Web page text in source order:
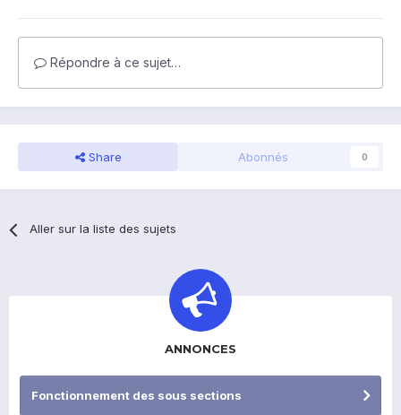
Répondre à ce sujet…
Share Abonnés 0
Aller sur la liste des sujets
ANNONCES
Fonctionnement des sous sections